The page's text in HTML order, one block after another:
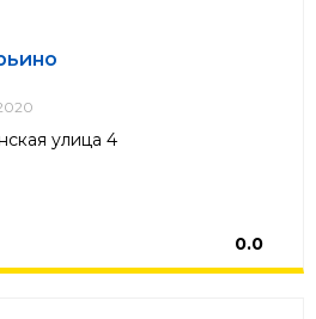
улица 4
0.0